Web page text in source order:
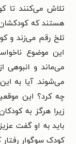
تلاش می‌کنند تا
هستند که
تلخ رقم می‌زند و
این موضوع
می‌ماند و
می‌شوند. آیا به
چه کرد؟ این
زیرا هرگز به
باید به او گفت
کودک سوگوار رفتار